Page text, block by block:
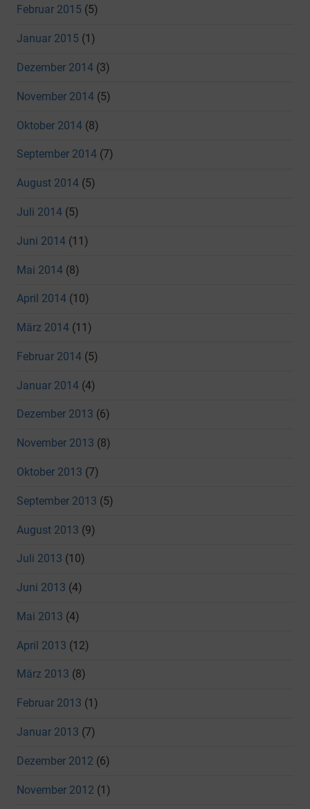
Februar 2015 (5)
Januar 2015 (1)
Dezember 2014 (3)
November 2014 (5)
Oktober 2014 (8)
September 2014 (7)
August 2014 (5)
Juli 2014 (5)
Juni 2014 (11)
Mai 2014 (8)
April 2014 (10)
März 2014 (11)
Februar 2014 (5)
Januar 2014 (4)
Dezember 2013 (6)
November 2013 (8)
Oktober 2013 (7)
September 2013 (5)
August 2013 (9)
Juli 2013 (10)
Juni 2013 (4)
Mai 2013 (4)
April 2013 (12)
März 2013 (8)
Februar 2013 (1)
Januar 2013 (7)
Dezember 2012 (6)
November 2012 (1)